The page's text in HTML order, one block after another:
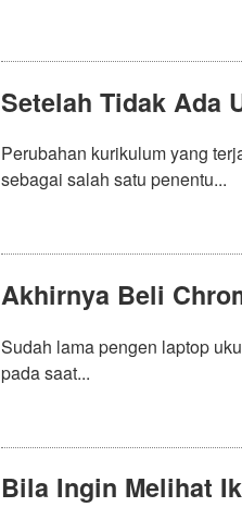
Setelah Tidak Ada
Perubahan kurikulum yang
sebagai salah satu penentu...
Akhirnya Beli
Sudah lama pengen laptop
pada saat...
Bila Ingin Melihat